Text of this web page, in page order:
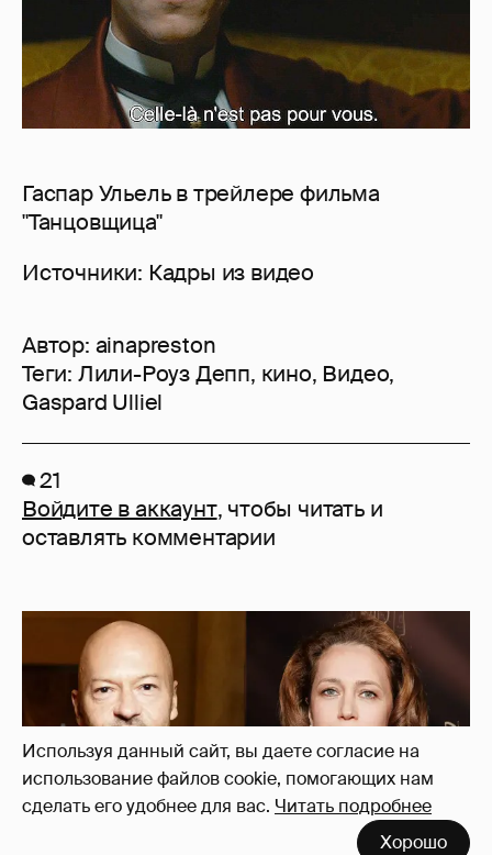
Используя данный сайт, вы даете согласие на
использование файлов cookie, помогающих нам
сделать его удобнее для вас. Читать подробнее
Хорошо
Гаспар Ульель в трейлере фильма
"Танцовщица"
Источники: Кадры из видео
Автор: ainapreston
Теги: Лили-Роуз Депп, кино, Видео,
Gaspard Ulliel
21
Войдите в аккаунт, чтобы читать и
оставлять комментарии